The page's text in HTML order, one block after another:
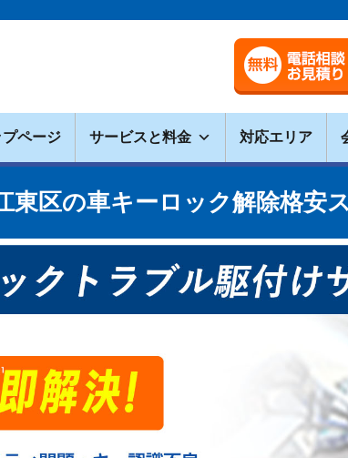
プページ サービスと料金 対応エリア
東区の車キーロック解除格安